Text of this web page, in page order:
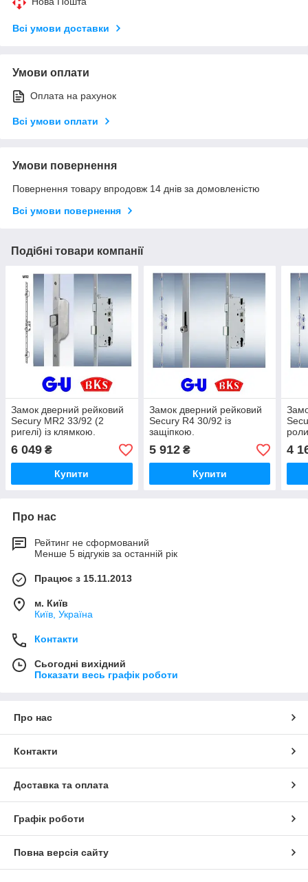
Всі умови доставки
Умови оплати
Оплата на рахунок
Всі умови оплати
Умови повернення
Повернення товару впродовж 14 днів за домовленістю
Всі умови повернення
Подібні товари компанії
Замок дверний рейковий
Secury MR2 33/92 (2
ригелі) із клямкою.
6 049 ₴
Купити
Замок дверний рейковий
Secury R4 30/92 із
защіпкою.
5 912₴
Купити
4
Про нас
Рейтинг не сформований
Менше 5 відгуків за останній рік
Працює з 15.11.2013
м. Київ
Київ, Україна
Контакти
Сьогодні вихідний
Показати весь графік роботи
Про нас
Контакти
Доставка та оплата
Графік роботи
Повна версія сайту